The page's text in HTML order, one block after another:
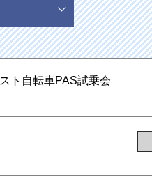
ト自転車PAS試乗会